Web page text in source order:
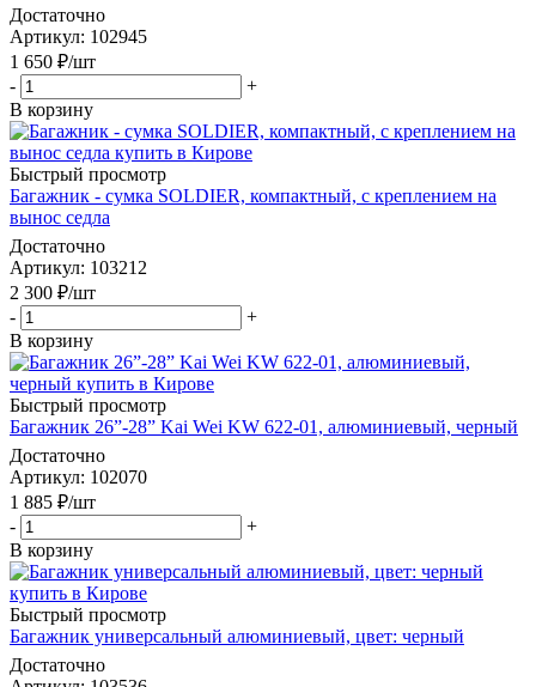
Достаточно
Артикул: 102945
1 650 ₽/шт
-
+
В корзину
Быстрый просмотр
Багажник - сумка SOLDIER, компактный, с креплением на
вынос седла
Достаточно
Артикул: 103212
2 300 ₽/шт
-
+
В корзину
Быстрый просмотр
Багажник 26”-28” Kai Wei KW 622-01, алюминиевый, черный
Достаточно
Артикул: 102070
1 885 ₽/шт
-
+
В корзину
Быстрый просмотр
Багажник универсальный алюминиевый, цвет: черный
Достаточно